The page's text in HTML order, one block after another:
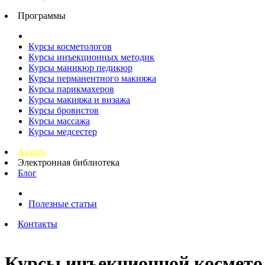
Программы
Курсы косметологов
Курсы инъекционных методик
Курсы маникюр педикюр
Курсы перманентного макияжа
Курсы парикмахеров
Курсы макияжа и визажа
Курсы бровистов
Курсы массажа
Курсы медсестер
Акции
Электронная библиотека
Блог
Полезные статьи
Контакты